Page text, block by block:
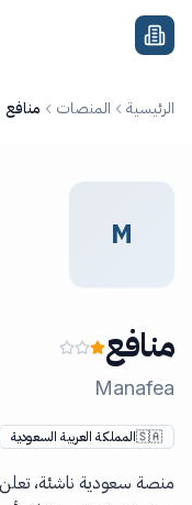
تجاوز إلى المحتوى
الرئيسية المنصات منافع
M
منافع
Manafea
🇸🇦المملكة العربية السعودية
منصة سعودية ناشئة،